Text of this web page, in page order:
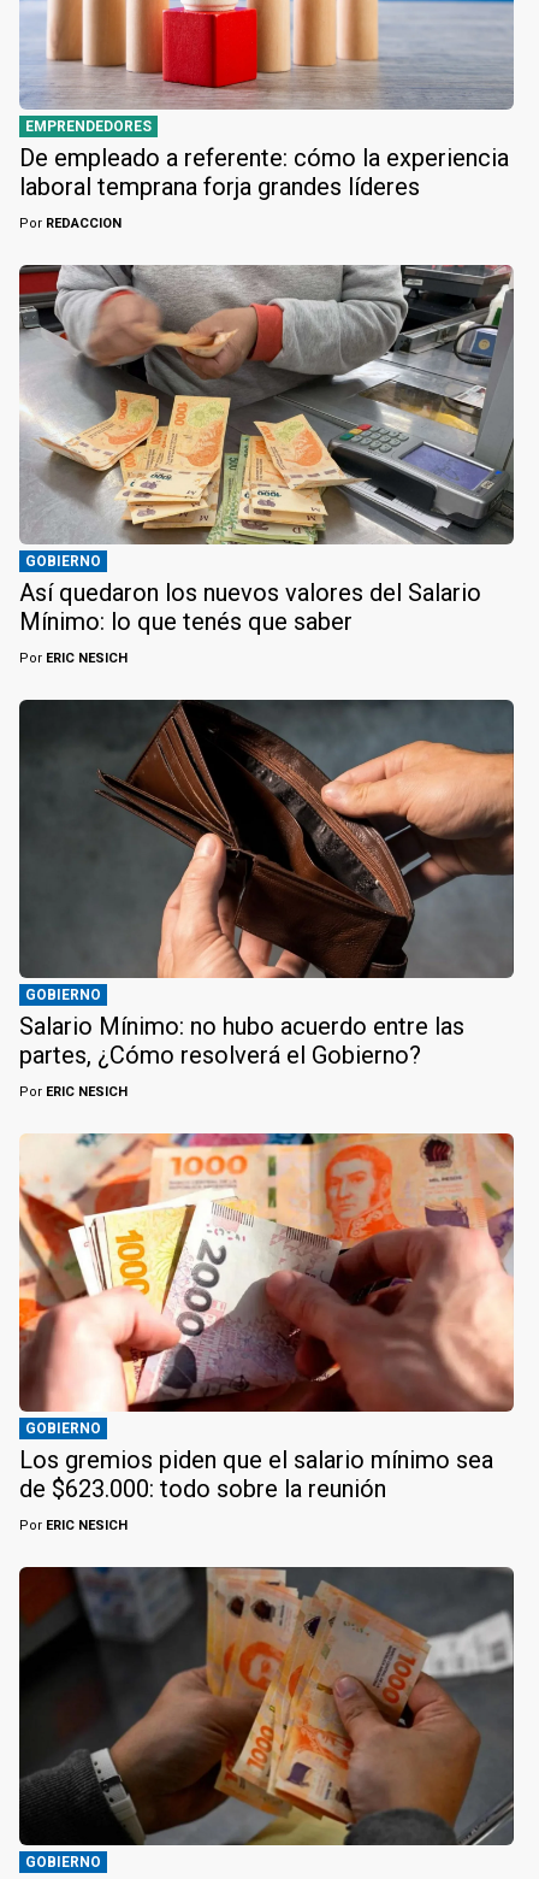
EMPRENDEDORES
De empleado a referente: cómo la experiencia
laboral temprana forja grandes líderes
Por REDACCION
GOBIERNO
Así quedaron los nuevos valores del Salario
Mínimo: lo que tenés que saber
Por ERIC NESICH
GOBIERNO
Salario Mínimo: no hubo acuerdo entre las
partes, ¿Cómo resolverá el Gobierno?
Por ERIC NESICH
GOBIERNO
Los gremios piden que el salario mínimo sea
de $623.000: todo sobre la reunión
Por ERIC NESICH
GOBIERNO